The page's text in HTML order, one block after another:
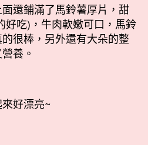
還鋪滿了馬鈴薯厚片，甜
好吃)，牛肉軟嫩可口，馬鈴
很棒，另外還有大朵的整
養。
好漂亮~